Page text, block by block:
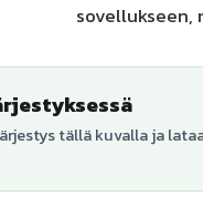
tällä kuvalla ja